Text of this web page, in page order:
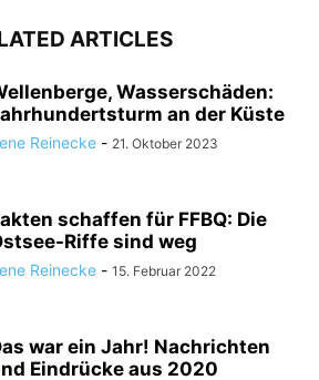
ARTICLES
Wasserschäden:
an der Küste
Reinecke - 21. Oktober 2023
schaffen für FFBQ: Die
Riffe sind weg
Reinecke - 15. Februar 2022
war ein Jahr! Nachrichten
Eindrücke aus 2020